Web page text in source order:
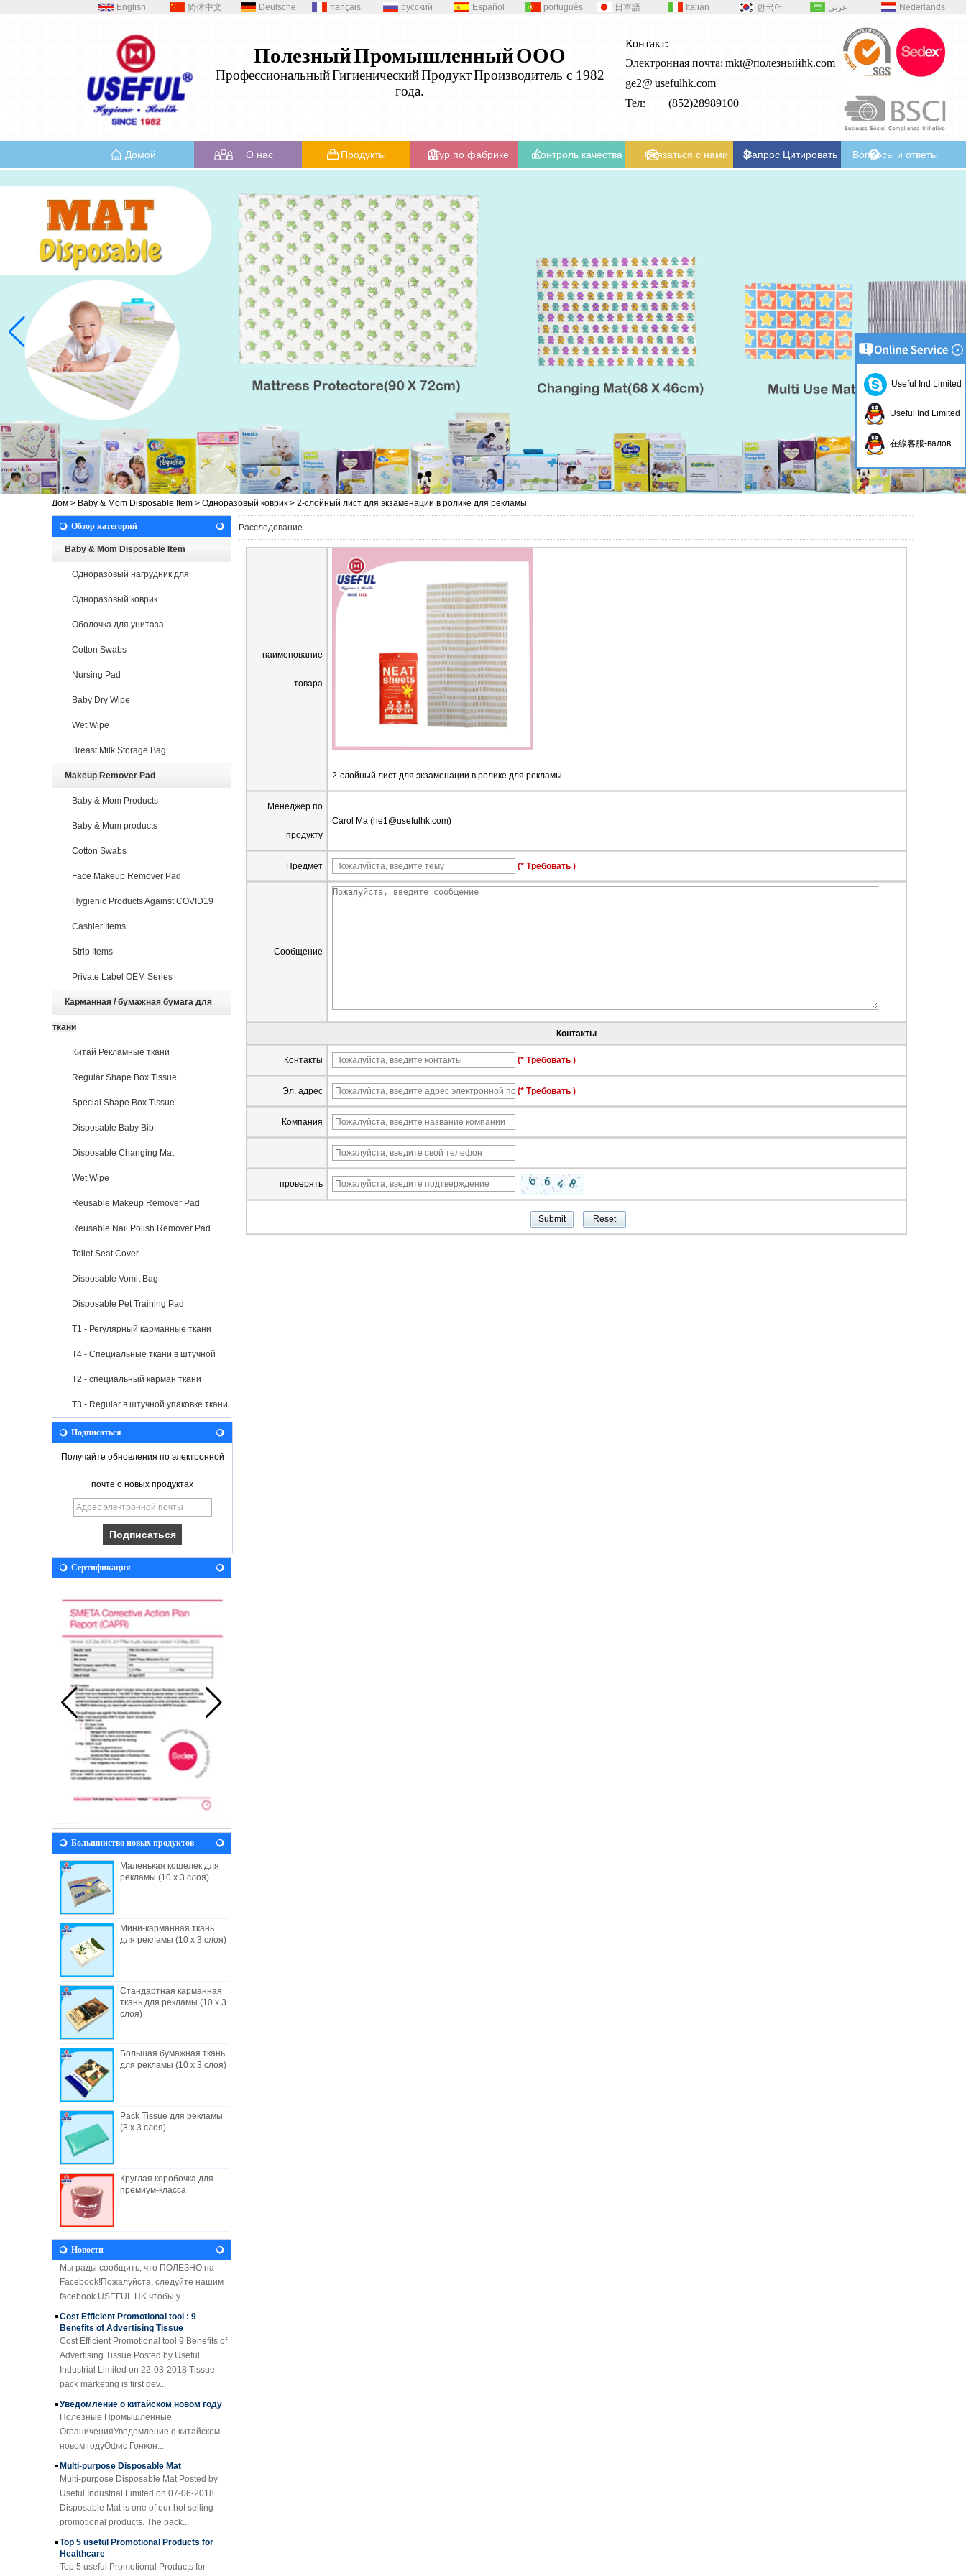
English 简体中文 Deutsche français русский Español português 日本語 Italian 한국어 عربى Nederlands
ПолезныйПромышленныйООО
ПрофессиональныйГигиеническийПродуктПроизводитель с 1982
года.
Контакт:
Электронная почта: mkt@полезныйhk.com
ge2@ usefulhk.com
Тел: (852)28989100
Домой О нас Продукты Тур по фабрике Контроль качества Связаться с нами Запрос Цитировать Вопросы и ответы
Дом > Baby & Mom Disposable Item > Одноразовый коврик > 2-слойный лист для экзаменации в ролике для рекламы
Обзор категорий
Baby & Mom Disposable Item
Одноразовый нагрудник для
новорожденных
Одноразовый коврик
Оболочка для унитаза
Cotton Swabs
Nursing Pad
Baby Dry Wipe
Wet Wipe
Breast Milk Storage Bag
Makeup Remover Pad
Baby & Mom Products
Baby & Mum products
Cotton Swabs
Face Makeup Remover Pad
Hygienic Products Against COVID19
Cashier Items
Strip Items
Private Label OEM Series
Карманная / бумажная бумага для
ткани
Китай Рекламные ткани
Regular Shape Box Tissue
Special Shape Box Tissue
Disposable Baby Bib
Disposable Changing Mat
Wet Wipe
Reusable Makeup Remover Pad
Reusable Nail Polish Remover Pad
Toilet Seat Cover
Disposable Vomit Bag
Disposable Pet Training Pad
T1 - Регулярный карманные ткани
T4 - Специальные ткани в штучной
упаковке
T2 - специальный карман ткани
T3 - Regular в штучной упаковке ткани
Подписаться
Получайте обновления по электронной
почте о новых продуктах
Сертификация
Большинство новых продуктов
Маленькая кошелек для
рекламы (10 x 3 слоя)
Мини-карманная ткань
для рекламы (10 x 3 слоя)
Стандартная карманная
ткань для рекламы (10 x 3
слоя)
Большая бумажная ткань
для рекламы (10 x 3 слоя)
Pack Tissue для рекламы
(3 x 3 слоя)
Круглая коробочка для
премиум-класса
Новости
О нас
Полезные промышленные ограничения,
создан в 1982, — Гонконгский завод-
изготовитель,...
НОВОСТИ
Давайте приедем к нам во время Baby
Fair 2018! Мы будем рады видеть вас
там! Выставка прод...
Видение
В будущем полезно будет продолжать
разработку принципов и ценностей,
вытекающих ...
Полезный Facebook
Мы рады сообщить, что ПОЛЕЗНО на
Facebook!Пожалуйста, следуйте нашим
facebook USEFUL HK чтобы у...
Cost Efficient Promotional tool : 9
Benefits of Advertising Tissue
Cost Efficient Promotional tool 9 Benefits of
Advertising Tissue Posted by Useful
Industrial Limited on 22-03-2018 Tissue-
pack marketing is first dev...
Уведомление о китайском новом году
Полезные Промышленные
ОграниченияУведомление о китайском
новом годуОфис Гонкон...
Multi-purpose Disposable Mat
Multi-purpose Disposable Mat Posted by
Useful Industrial Limited on 07-06-2018
Disposable Mat is one of our hot selling
promotional products. The pack...
Top 5 useful Promotional Products for
Healthcare
Top 5 useful Promotional Products for
Healthcare Posted by Useful Industrial
Расследование
наименование
товара
2-слойный лист для экзаменации в ролике для рекламы
Менеджер по
продукту
Carol Ma (he1@usefulhk.com)
Предмет (* Требовать )
Сообщение
Контакты
Контакты (* Требовать )
Эл. адрес (* Требовать )
Компания
проверять
Useful Ind Limited
Useful Ind Limited
在線客服-валов